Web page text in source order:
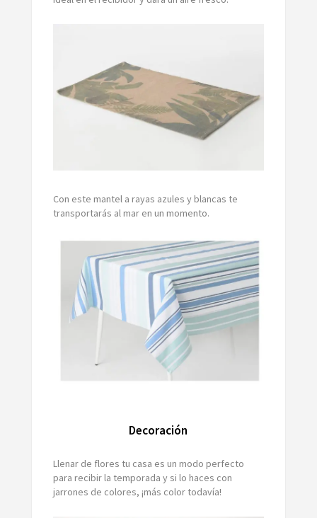
Con este mantel a rayas azules y blancas te
transportarás al mar en un momento.
Decoración
Llenar de flores tu casa es un modo perfecto
para recibir la temporada y si lo haces con
jarrones de colores, ¡más color todavía!